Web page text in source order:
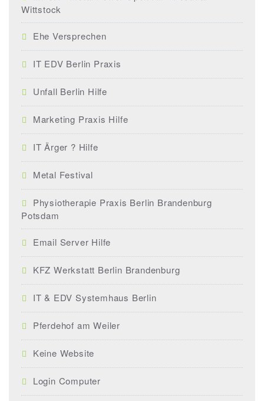
Wittstock
Ehe Versprechen
IT EDV Berlin Praxis
Unfall Berlin Hilfe
Marketing Praxis Hilfe
IT Ärger ? Hilfe
Metal Festival
Physiotherapie Praxis Berlin Brandenburg
Potsdam
Email Server Hilfe
KFZ Werkstatt Berlin Brandenburg
IT & EDV Systemhaus Berlin
Pferdehof am Weiler
Keine Website
Login Computer